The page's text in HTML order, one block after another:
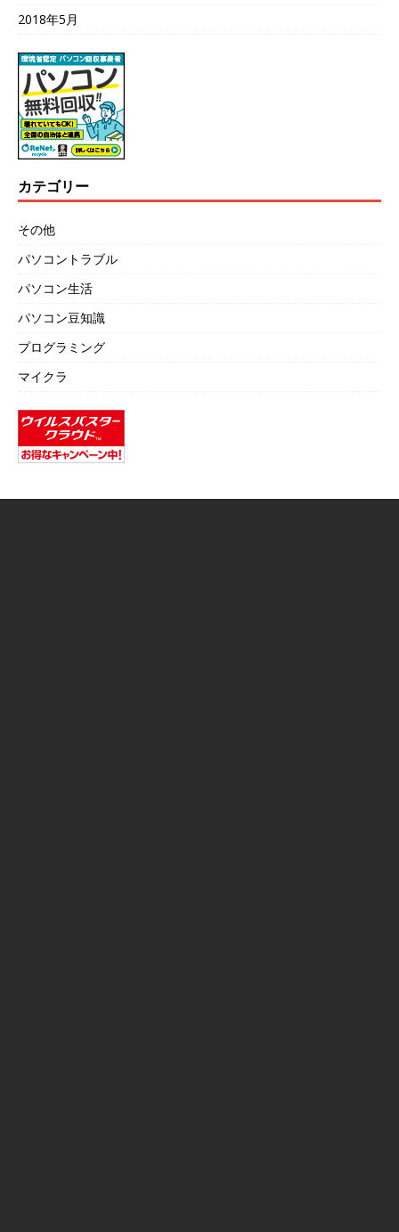
2018年5月
カテゴリー
その他
パソコントラブル
パソコン生活
パソコン豆知識
プログラミング
マイクラ